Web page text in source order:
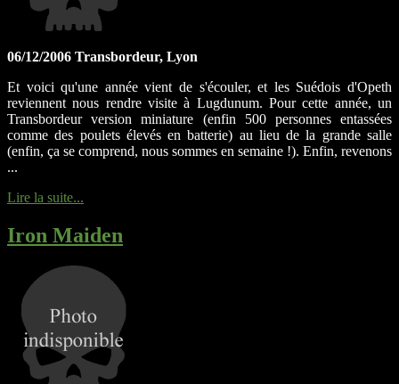
06/12/2006 Transbordeur, Lyon
Et voici qu'une année vient de s'écouler, et les Suédois d'Opeth
reviennent nous rendre visite à Lugdunum. Pour cette année, un
Transbordeur version miniature (enfin 500 personnes entassées
comme des poulets élevés en batterie) au lieu de la grande salle
(enfin, ça se comprend, nous sommes en semaine !). Enfin, revenons
...
Lire la suite...
Iron Maiden